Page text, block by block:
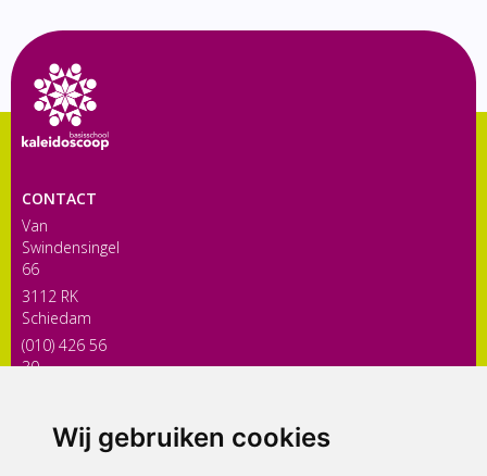
Wij gebruiken cookies
CONTACT
Van
Swindensingel
66
3112 RK
Schiedam
(010) 426 56
30
ONDERDEEL VAN